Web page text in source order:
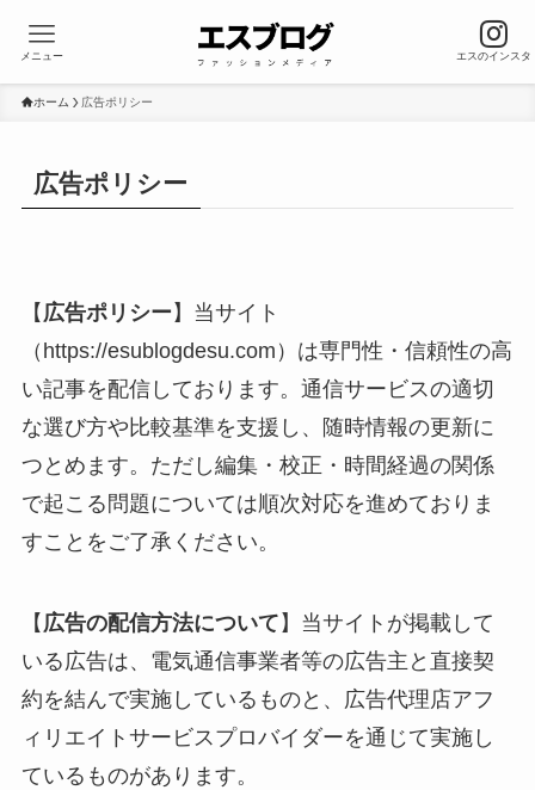
エスのインスタ
メニュー
ホーム 広告ポリシー
広告ポリシー
【 広告ポリシー 】当サイト
（https://esublogdesu.com）は専門性・信頼性の高
い記事を配信しております。通信サービスの適切
な選び方や比較基準を支援し、随時情報の更新に
つとめます。ただし編集・校正・時間経過の関係
で起こる問題については順次対応を進めておりま
すことをご了承ください。
【 広告の配信方法について 】当サイトが掲載して
いる広告は、電気通信事業者等の広告主と直接契
約を結んで実施しているものと、広告代理店アフ
ィリエイトサービスプロバイダーを通じて実施し
ているものがあります。